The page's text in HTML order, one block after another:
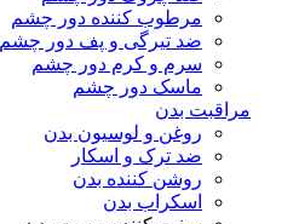
مرطوب کننده دور چشم
ضد تیرگی و پف دور چشم
سرم و کرم دور چشم
ماسک دور چشم
مراقبت بدن
روغن و لوسیون بدن
ضد ترک و اسکار
روشن کننده بدن
اسکراب بدن